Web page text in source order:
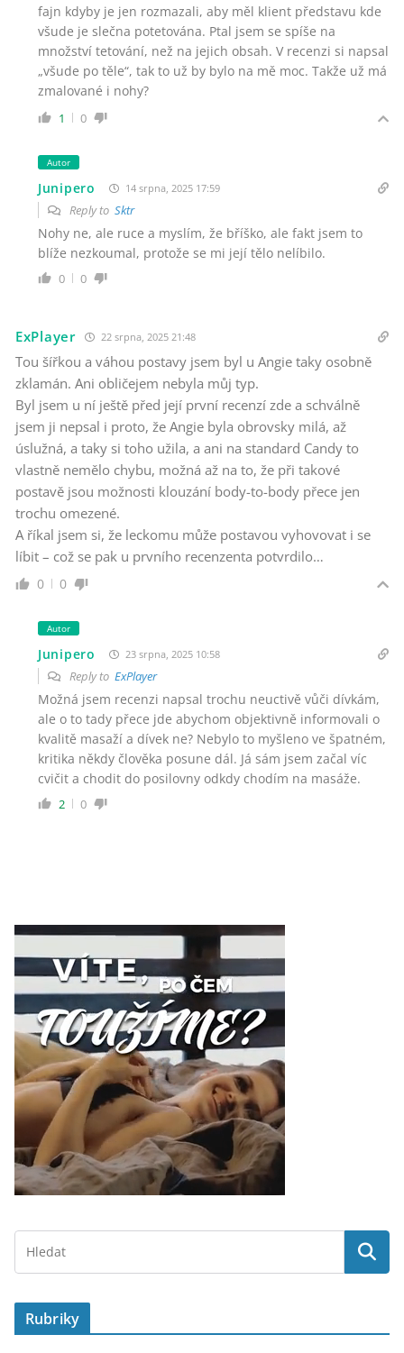
fajn kdyby je jen rozmazali, aby měl klient představu kde
všude je slečna potetována. Ptal jsem se spíše na
množství tetování, než na jejich obsah. V recenzi si napsal
„všude po těle“, tak to už by bylo na mě moc. Takže už má
zmalované i nohy?
1 0
Autor
Junipero 14 srpna, 2025 17:59
Reply to Sktr
Nohy ne, ale ruce a myslím, že bříško, ale fakt jsem to
blíže nezkoumal, protože se mi její tělo nelíbilo.
0 0
ExPlayer 22 srpna, 2025 21:48
Tou šířkou a váhou postavy jsem byl u Angie taky osobně
zklamán. Ani obličejem nebyla můj typ.
Byl jsem u ní ještě před její první recenzí zde a schválně
jsem ji nepsal i proto, že Angie byla obrovsky milá, až
úslužná, a taky si toho užila, a ani na standard Candy to
vlastně nemělo chybu, možná až na to, že při takové
postavě jsou možnosti klouzání body-to-body přece jen
trochu omezené.
A říkal jsem si, že leckomu může postavou vyhovovat i se
líbit – což se pak u prvního recenzenta potvrdilo…
0 0
Autor
Junipero 23 srpna, 2025 10:58
Reply to ExPlayer
Možná jsem recenzi napsal trochu neuctivě vůči dívkám,
ale o to tady přece jde abychom objektivně informovali o
kvalitě masaží a dívek ne? Nebylo to myšleno ve špatném,
kritika někdy člověka posune dál. Já sám jsem začal víc
cvičit a chodit do posilovny odkdy chodím na masáže.
2 0
Rubriky